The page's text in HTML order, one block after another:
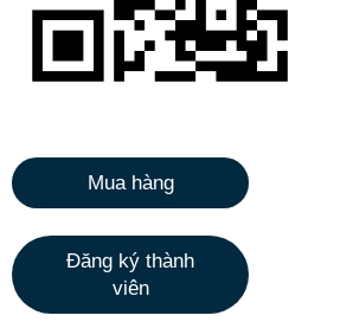
Mua hàng
Đăng ký thành
viên